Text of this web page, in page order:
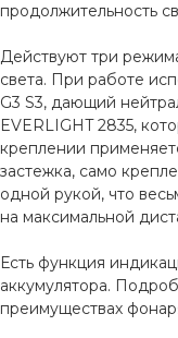
продолжительность
Действуют три
света. При работе
G3 S3, дающий
EVERLIGHT 2835,
креплении
застежка, само
одной рукой, что
на максимальной
Есть функция
аккумулятора.
преимуществах